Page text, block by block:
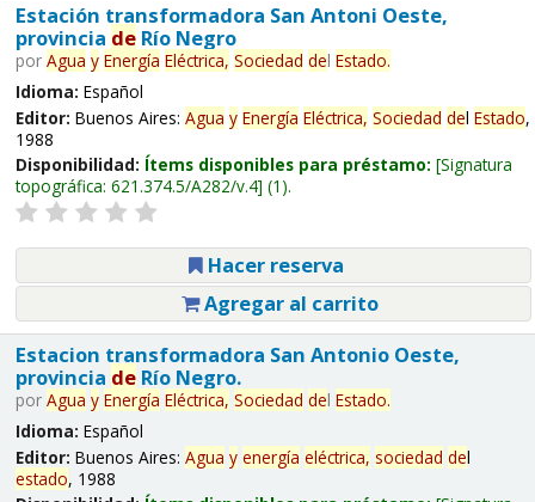
Estación transformadora San Antoni Oeste,
provincia deRío Negro
por Agua y Energía Eléctrica, Sociedad del Estado.
Idioma: Español
Editor: Buenos Aires: Agua y Energía Eléctrica, Sociedad del Estado,
1988
Disponibilidad: Ítems disponibles para préstamo: Signatura
topográfica: 621.374.5/A282/v.4 (1).
Hacer reserva
Agregar al carrito
Estacion transformadora San Antonio Oeste,
provincia deRío Negro.
por Agua y Energía Eléctrica, Sociedad del Estado.
Idioma: Español
Editor: Buenos Aires: Agua y energía eléctrica, sociedad del
estado, 1988